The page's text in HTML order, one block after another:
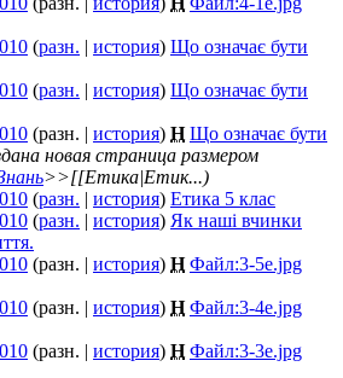
(разн. | история) Що означає бути
(разн. | история) Що означає бути
(разн. | история) Н Що означає бути
новая страница размером
>>[[Етика|Етик...)
(разн. | история) Етика 5 клас
(разн. | история) Як наші вчинки
(разн. | история) Н Файл:3-5e.jpg
(разн. | история) Н Файл:3-4e.jpg
(разн. | история) Н Файл:3-3e.jpg